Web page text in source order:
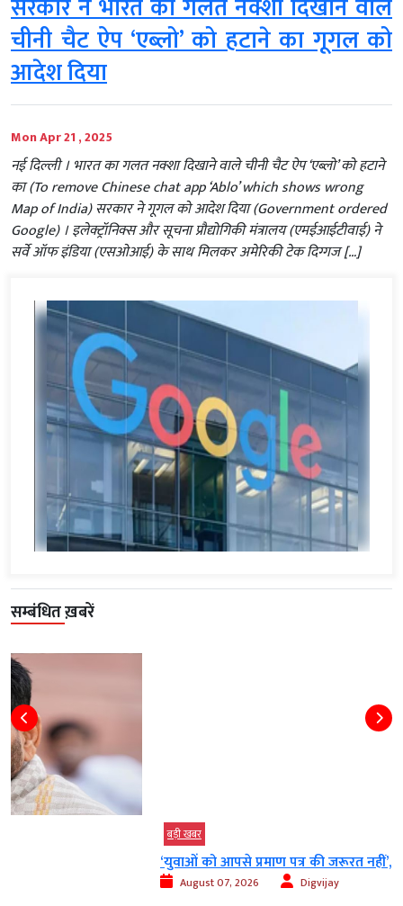
सरकार ने भारत का गलत नक्शा दिखाने वाले
चीनी चैट ऐप ‘एब्लो’ को हटाने का गूगल को
आदेश दिया
Mon Apr 21 , 2025
नई दिल्ली । भारत का गलत नक्शा दिखाने वाले चीनी चैट ऐप ‘एब्लो’ को हटाने
का (To remove Chinese chat app ‘Ablo’ which shows wrong
Map of India) सरकार ने गूगल को आदेश दिया (Government ordered
Google) । इलेक्ट्रॉनिक्स और सूचना प्रौद्योगिकी मंत्रालय (एमईआईटीवाई) ने
सर्वे ऑफ इंडिया (एसओआई) के साथ मिलकर अमेरिकी टेक दिग्गज […]
सम्बंधित ख़बरें
‘युवाओं को आपसे प्रमाण पत्र की जरूरत नहीं’,...
Digvijay